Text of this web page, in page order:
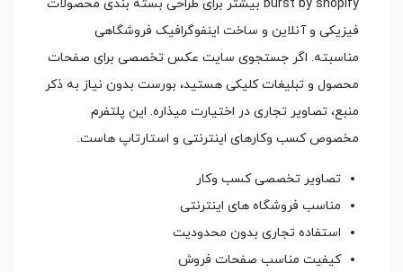
burst by shopify بیشتر برای طراحی بسته بندی محصولات
فیزیکی و آنلاین و ساخت اینفوگرافیک فروشگاهی
مناسبته. اگر جستجوی سایت عکس تخصصی برای صفحات
محصول و تبلیغات کلیکی هستید، بورست بدون نیاز به ذکر
منبع، تصاویر تجاری در اختیارت میذاره. این پلتفرم
مخصوص کسب وکارهای اینترنتی و استارتاپ هاست.
تصاویر تخصصی کسب وکار
مناسب فروشگاه های اینترنتی
استفاده تجاری بدون محدودیت
کیفیت مناسب صفحات فروش